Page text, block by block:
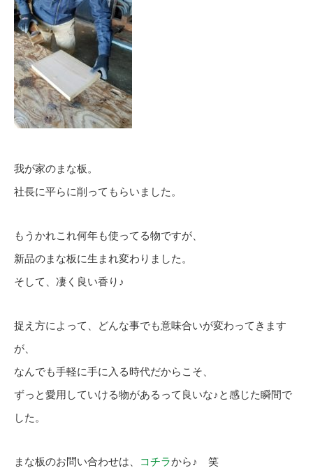
我が家のまな板。
社長に平らに削ってもらいました。
もうかれこれ何年も使ってる物ですが、
新品のまな板に生まれ変わりました。
そして、凄く良い香り♪
捉え方によって、どんな事でも意味合いが変わってきます
が、
なんでも手軽に手に入る時代だからこそ、
ずっと愛用していける物があるって良いな♪と感じた瞬間で
した。
まな板のお問い合わせは、 コチラから♪ 笑